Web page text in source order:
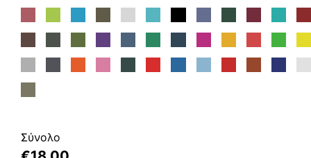
Σύνολο